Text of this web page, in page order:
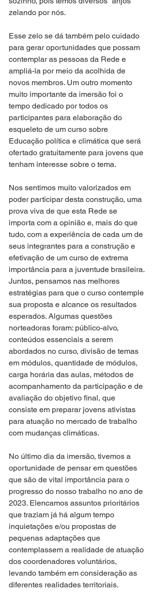
zelando por nós.
Esse zelo se dá também pelo cuidado
para gerar oportunidades que possam
contemplar as pessoas da Rede e
ampliá-la por meio da acolhida de
novos membros. Um outro momento
muito importante da imersão foi o
tempo dedicado por todos os
participantes para elaboração do
esqueleto de um curso sobre
Educação política e climática que será
ofertado gratuitamente para jovens que
tenham interesse sobre o tema.
Nos sentimos muito valorizados em
poder participar desta construção, uma
prova viva de que esta Rede se
importa com a opinião e, mais do que
tudo, com a experiência de cada um de
seus integrantes para a construção e
efetivação de um curso de extrema
importância para a juventude brasileira.
Juntos, pensamos nas melhores
estratégias para que o curso contemple
sua proposta e alcance os resultados
esperados. Algumas questões
norteadoras foram: público-alvo,
conteúdos essenciais a serem
abordados no curso, divisão de temas
em módulos, quantidade de módulos,
carga horária das aulas, métodos de
acompanhamento da participação e de
avaliação do objetivo final, que
consiste em preparar jovens ativistas
para atuação no mercado de trabalho
com mudanças climáticas.
No último dia da imersão, tivemos a
oportunidade de pensar em questões
que são de vital importância para o
progresso do nosso trabalho no ano de
2023. Elencamos assuntos prioritários
que traziam já há algum tempo
inquietações e/ou propostas de
pequenas adaptações que
contemplassem a realidade de atuação
dos coordenadores voluntários,
levando também em consideração as
diferentes realidades territoriais.